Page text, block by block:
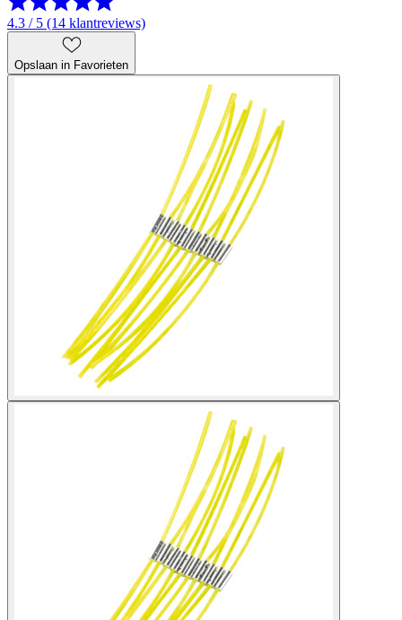
4.3 / 5 (14 klantreviews)
Opslaan in Favorieten